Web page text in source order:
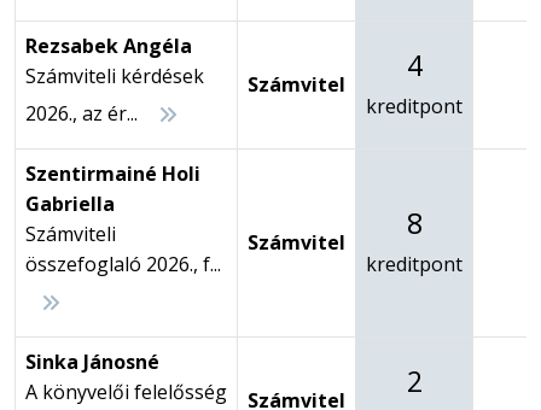
Rezsabek Angéla
Számviteli kérdések
2026., az ér...
Számvitel 4
kreditpont
Szentirmainé Holi
Gabriella
Számviteli
összefoglaló 2026., f...
Számvitel 8
kreditpont
Sinka Jánosné
A könyvelői felelősség
Számvitel 2